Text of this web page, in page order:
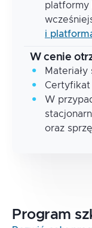
platformy
i
W cenie
Certyfikat
W
oraz
Program